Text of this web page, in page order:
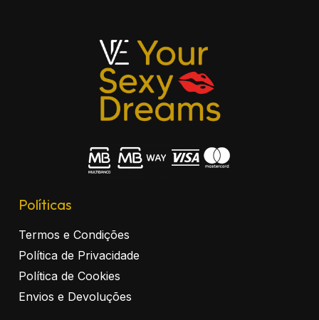
Políticas
Termos e Condições
Política de Privacidade
Política de Cookies
Envios e Devoluções